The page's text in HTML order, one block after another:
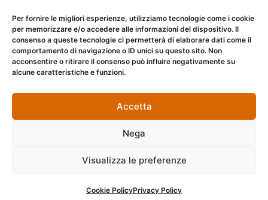
Per fornire le migliori esperienze, utilizziamo tecnologie come i cookie
per memorizzare e/o accedere alle informazioni del dispositivo. Il
consenso a queste tecnologie ci permetterà di elaborare dati come il
comportamento di navigazione o ID unici su questo sito. Non
acconsentire o ritirare il consenso può influire negativamente su
alcune caratteristiche e funzioni.
Accetta
Nega
Visualizza le preferenze
Cookie PolicyPrivacy Policy
And Breakfast.
NIF:
03318120809.
reservados.